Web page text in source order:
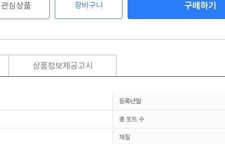
관심상품 장바구니 구매하기
상품정보제공고시
등록년월
총 포트 수
재질